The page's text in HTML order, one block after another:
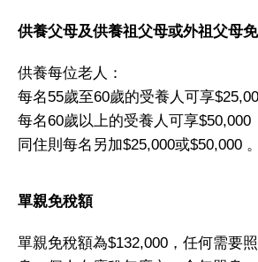
供養父母及供養祖父母或外祖父母
供養每位老人：
每名55歲至60歲的受養人可享
每名60歲以上的受養人可享$50,000
同住則每名另加$25,000或$50,000 。
單親免稅額
單親免稅額為$132,000，任何需要